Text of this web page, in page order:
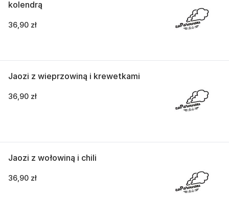
kolendrą
36,90 zł
Jaozi z wieprzowiną i krewetkami
36,90 zł
Jaozi z wołowiną i chili
36,90 zł